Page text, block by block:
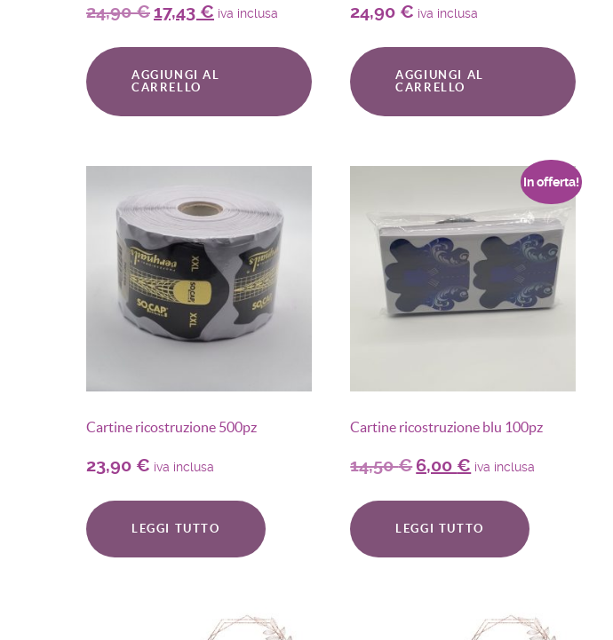
24,90€17,43 € iva inclusa
AGGIUNGI AL
CARRELLO
24,90 € iva inclusa
AGGIUNGI AL
CARRELLO
Cartine ricostruzione 500pz
23,90 € iva inclusa
LEGGI TUTTO
In offerta!
Cartine ricostruzione blu 100pz
14,50€ 6,00 € iva inclusa
LEGGI TUTTO